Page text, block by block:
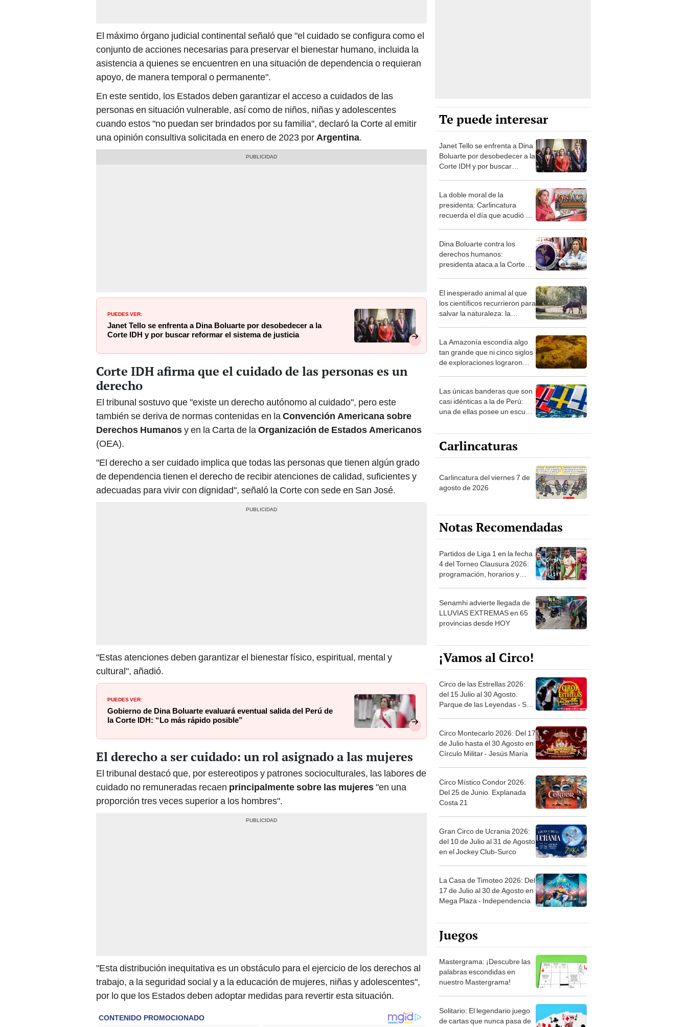
El máximo órgano judicial continental señaló que "el cuidado se configura como el
conjunto de acciones necesarias para preservar el bienestar humano, incluida la
asistencia a quienes se encuentren en una situación de dependencia o requieran
apoyo, de manera temporal o permanente".
En este sentido, los Estados deben garantizar el acceso a cuidados de las
personas en situación vulnerable, así como de niños, niñas y adolescentes
cuando estos "no puedan ser brindados por su familia", declaró la Corte al emitir
una opinión consultiva solicitada en enero de 2023 porArgentina.
PUEDES VER:
Janet Tello se enfrenta a Dina Boluarte por desobedecer a la
Corte IDH y por buscar reformar el sistema de justicia
Corte IDH afirma que el cuidado de las personas es un
derecho
El tribunal sostuvo que "existe un derecho autónomo al cuidado", pero este
también se deriva de normas contenidas en laConvención Americana sobre
Derechos Humanosy en la Carta de laOrganización de Estados Americanos
(OEA).
"El derecho a ser cuidado implica que todas las personas que tienen algún grado
de dependencia tienen el derecho de recibir atenciones de calidad, suficientes y
adecuadas para vivir con dignidad", señaló la Corte con sede en San José.
"Estas atenciones deben garantizar el bienestar físico, espiritual, mental y
cultural", añadió.
PUEDES VER:
Gobierno de Dina Boluarte evaluará eventual salida del Perú de
la Corte IDH: “Lo más rápido posible”
El derecho a ser cuidado: un rol asignado a las mujeres
El tribunal destacó que, por estereotipos y patrones socioculturales, las labores de
cuidado no remuneradas recaen principalmente sobre las mujeres"en una
proporción tres veces superior a los hombres".
"Esta distribución inequitativa es un obstáculo para el ejercicio de los derechos al
trabajo, a la seguridad social y a la educación de mujeres, niñas y adolescentes",
por lo que los Estados deben adoptar medidas para revertir esta situación.
Te puede interesar
Janet Tello se enfrenta a Dina
Boluarte por desobedecer a la
Corte IDH y por buscar
La doble moral de la
presidenta: Carlincatura
recuerda el día que acudió a
Dina Boluarte contra los
derechos humanos:
presidenta ataca a la Corte
El inesperado animal al que
los científicos recurrieron para
salvar la naturaleza: la
desierto en un paisaje con
más vida
La Amazonía escondía algo
tan grande que ni cinco siglos
de exploraciones lograron
sabía sobre su pasado
Las únicas banderas que son
casi idénticas a la de Perú:
una de ellas posee un escudo
Carlincaturas
Carlincatura del viernes 7 de
agosto de 2026
Notas Recomendadas
Partidos de Liga 1 en la fecha
4 del Torneo Clausura 2026:
programación, horarios y
Senamhi advierte llegada de
LLUVIAS EXTREMAS en 65
provincias desde HOY
¡Vamos al Circo!
Circo de las Estrellas 2026:
del 15 Julio al 30 Agosto.
Parque de las Leyendas - San
Circo Montecarlo 2026: Del 17
de Julio hasta el 30 Agosto en
Círculo Militar - Jesús María
Circo Místico Condor 2026:
Del 25 de Junio. Explanada
Costa 21
Gran Circo de Ucrania 2026:
del 10 de Julio al 31 de Agosto
en el Jockey Club-Surco
La Casa de Timoteo 2026: Del
17 de Julio al 30 de Agosto en
Mega Plaza - Independencia
Juegos
Mastergrama: ¡Descubre las
palabras escondidas en
nuestro Mastergrama!
Solitario: El legendario juego
de cartas que nunca pasa de